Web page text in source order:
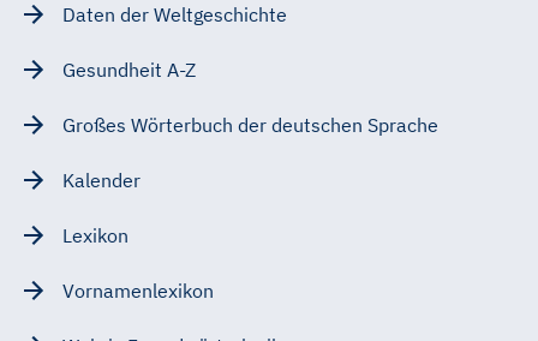
Daten der Weltgeschichte
Gesundheit A-Z
Großes Wörterbuch der deutschen Sprache
Kalender
Lexikon
Vornamenlexikon